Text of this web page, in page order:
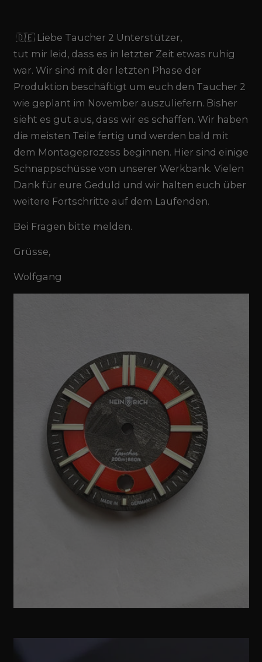
🇩🇪 Liebe Taucher 2 Unterstützer,
tut mir leid, dass es in letzter Zeit etwas ruhig
war. Wir sind mit der letzten Phase der
Produktion beschäftigt um euch den Taucher 2
wie geplant im November auszuliefern. Bisher
sieht es gut aus, dass wir es schaffen. Wir haben
die meisten Teile fertig und werden bald mit
dem Montageprozess beginnen. Hier sind einige
Schnappschüsse von unserer Werkbank. Vielen
Dank für eure Geduld und wir halten euch über
weitere Fortschritte auf dem Laufenden.
Bei Fragen bitte melden.
Grüsse,
Wolfgang